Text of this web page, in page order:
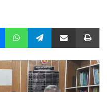
MessengerWhatsAppTelegramShare via Email